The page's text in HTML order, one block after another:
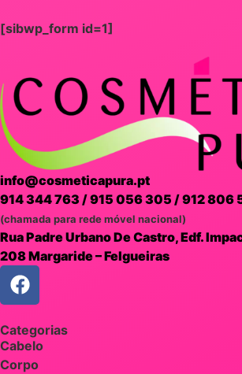
[sibwp_form id=1]
info@cosmeticapura.pt
914 344 763 /915 056 305 /912 806
(chamada para rede móvel nacional)
Rua Padre Urbano De Castro, Edf.
208 Margaride – Felgueiras
Categorias
Cabelo
Corpo